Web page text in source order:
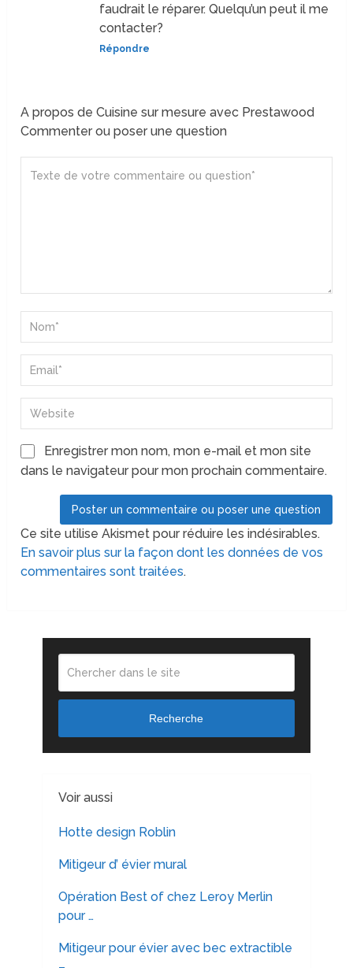
faudrait le réparer. Quelqu’un peut il me
contacter?
Répondre
A propos de Cuisine sur mesure avec Prestawood
Commenter ou poser une question
Enregistrer mon nom, mon e-mail et mon site
dans le navigateur pour mon prochain commentaire.
Ce site utilise Akismet pour réduire les indésirables.
En savoir plus sur la façon dont les données de vos
commentaires sont traitées.
Recherche
Voir aussi
Hotte design Roblin
Mitigeur d’ évier mural
Opération Best of chez Leroy Merlin
pour …
Mitigeur pour évier avec bec extractible